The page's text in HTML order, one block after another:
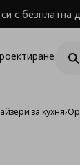
с безплатна
за кухня›